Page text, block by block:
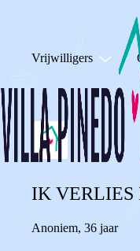
Vrijwilligers
IK VERLIES
Anoniem, 36 jaar